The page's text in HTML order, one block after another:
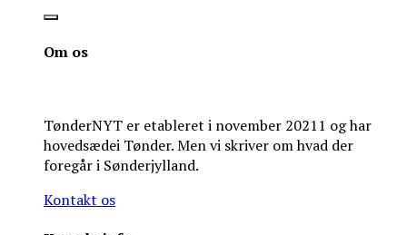
Om os
TønderNYT er etableret i november 20211 og har
hovedsædei Tønder. Men vi skriver om hvad der
foregår i Sønderjylland.
Kontakt os